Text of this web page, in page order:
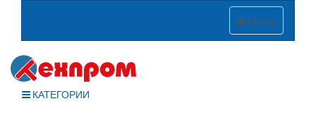
Меню
КАТЕГОРИИ